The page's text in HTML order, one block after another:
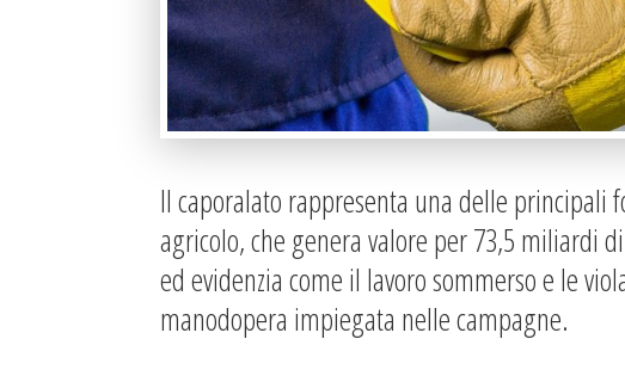
Il caporalato rappresenta una delle
agricolo, che genera valore per 73,5 miliardi
ed evidenzia come il lavoro sommerso e le
manodopera impiegata nelle campagne.